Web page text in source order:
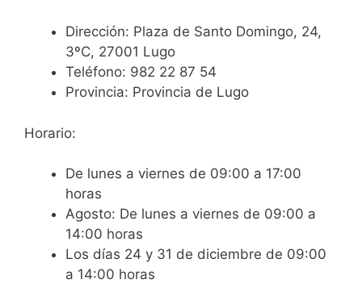
Dirección: Plaza de Santo Domingo, 24,
3ºC, 27001 Lugo
Teléfono: 982 22 87 54
Provincia: Provincia de Lugo
Horario:
De lunes a viernes de 09:00 a 17:00
horas
Agosto: De lunes a viernes de 09:00 a
14:00 horas
Los días 24 y 31 de diciembre de 09:00
a 14:00 horas